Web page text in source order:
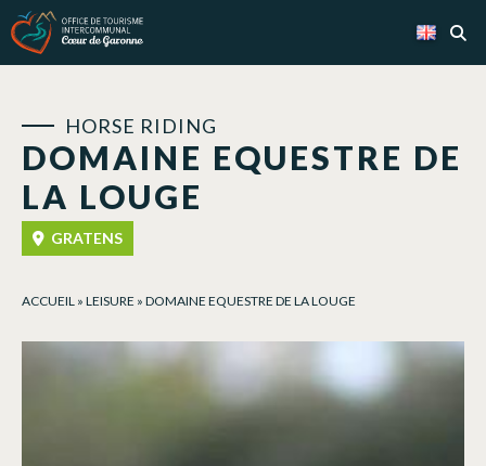
DOMAINE EQUESTRE DE
LA LOUGE
HORSE RIDING
GRATENS
ACCUEIL » LEISURE » DOMAINE EQUESTRE DE LA LOUGE
Cookies management panel